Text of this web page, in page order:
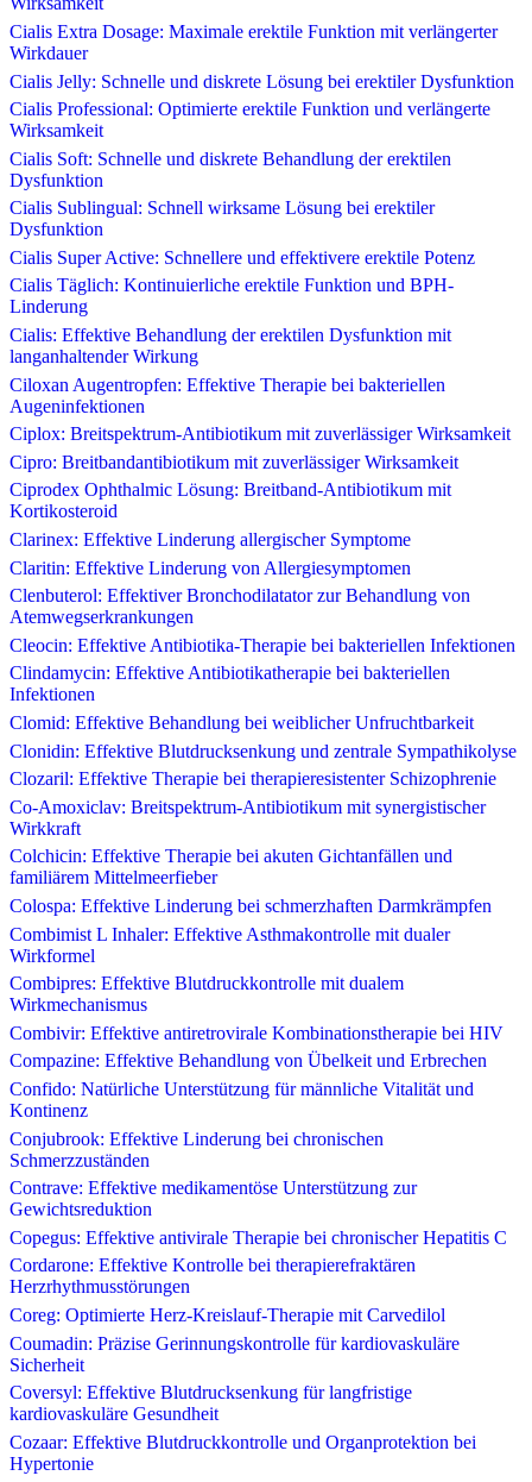
Cialis Extra Dosage: Maximale erektile Funktion mit verlängerter
Wirkdauer
Cialis Jelly: Schnelle und diskrete Lösung bei erektiler Dysfunktion
Cialis Professional: Optimierte erektile Funktion und verlängerte
Wirksamkeit
Cialis Soft: Schnelle und diskrete Behandlung der erektilen
Dysfunktion
Cialis Sublingual: Schnell wirksame Lösung bei erektiler
Dysfunktion
Cialis Super Active: Schnellere und effektivere erektile Potenz
Cialis Täglich: Kontinuierliche erektile Funktion und BPH-
Linderung
Cialis: Effektive Behandlung der erektilen Dysfunktion mit
langanhaltender Wirkung
Ciloxan Augentropfen: Effektive Therapie bei bakteriellen
Augeninfektionen
Ciplox: Breitspektrum-Antibiotikum mit zuverlässiger Wirksamkeit
Cipro: Breitbandantibiotikum mit zuverlässiger Wirksamkeit
Ciprodex Ophthalmic Lösung: Breitband-Antibiotikum mit
Kortikosteroid
Clarinex: Effektive Linderung allergischer Symptome
Claritin: Effektive Linderung von Allergiesymptomen
Clenbuterol: Effektiver Bronchodilatator zur Behandlung von
Atemwegserkrankungen
Cleocin: Effektive Antibiotika-Therapie bei bakteriellen Infektionen
Clindamycin: Effektive Antibiotikatherapie bei bakteriellen
Infektionen
Clomid: Effektive Behandlung bei weiblicher Unfruchtbarkeit
Clonidin: Effektive Blutdrucksenkung und zentrale Sympathikolyse
Clozaril: Effektive Therapie bei therapieresistenter Schizophrenie
Co-Amoxiclav: Breitspektrum-Antibiotikum mit synergistischer
Wirkkraft
Colchicin: Effektive Therapie bei akuten Gichtanfällen und
familiärem Mittelmeerfieber
Colospa: Effektive Linderung bei schmerzhaften Darmkrämpfen
Combimist L Inhaler: Effektive Asthmakontrolle mit dualer
Wirkformel
Combipres: Effektive Blutdruckkontrolle mit dualem
Wirkmechanismus
Combivir: Effektive antiretrovirale Kombinationstherapie bei HIV
Compazine: Effektive Behandlung von Übelkeit und Erbrechen
Confido: Natürliche Unterstützung für männliche Vitalität und
Kontinenz
Conjubrook: Effektive Linderung bei chronischen
Schmerzzuständen
Contrave: Effektive medikamentöse Unterstützung zur
Gewichtsreduktion
Copegus: Effektive antivirale Therapie bei chronischer Hepatitis C
Cordarone: Effektive Kontrolle bei therapierefraktären
Herzrhythmusstörungen
Coreg: Optimierte Herz-Kreislauf-Therapie mit Carvedilol
Coumadin: Präzise Gerinnungskontrolle für kardiovaskuläre
Sicherheit
Coversyl: Effektive Blutdrucksenkung für langfristige
kardiovaskuläre Gesundheit
Cozaar: Effektive Blutdruckkontrolle und Organprotektion bei
Hypertonie